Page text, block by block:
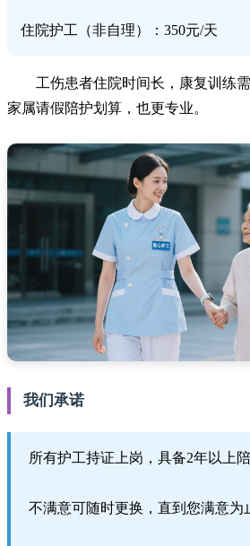
住院护工（非自理）：350元/天
工伤患者住院时间长，康复训练
家属请假陪护划算，也更专业。
我们承诺
所有护工持证上岗，具备2年以上
不满意可随时更换，直到您满意为